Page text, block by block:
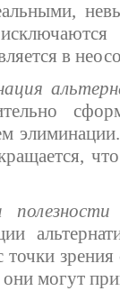
в
точки
могут